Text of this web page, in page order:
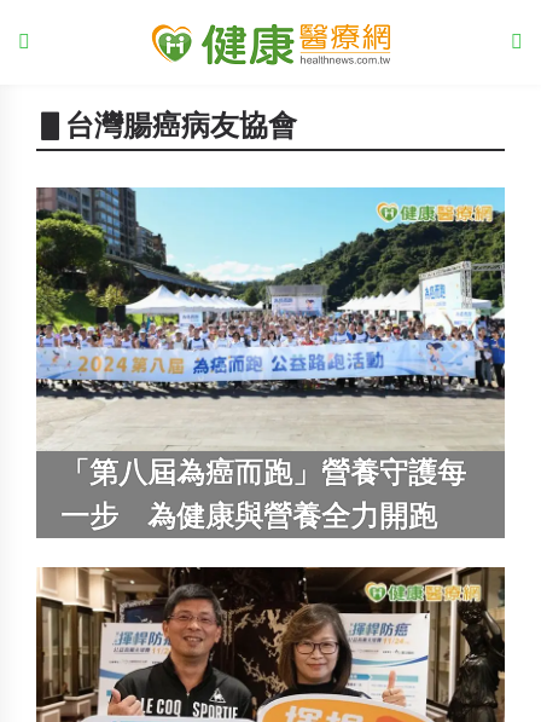
▋台灣腸癌病友協會
「第八屆為癌而跑」營養守護每
一步 為健康與營養全力開跑